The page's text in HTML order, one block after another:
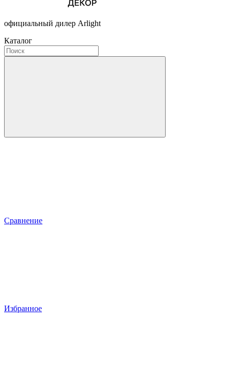
официальный дилер Arlight
Каталог
Сравнение
Избранное